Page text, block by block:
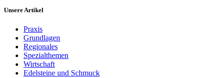
Unsere Artikel
Praxis
Grundlagen
Regionales
Spezialthemen
Wirtschaft
Edelsteine und Schmuck